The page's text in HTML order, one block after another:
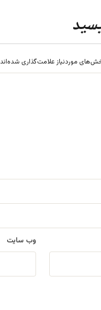
موردنیاز علامت‌گذاری شده‌اند
وب‌ سایت